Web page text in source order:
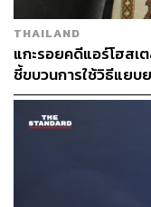
THAILAND
แกะรอยคดีแอร์โฮสเ
ชี้ขบวนการใช้วิธีแยบ
เร่งล่า ‘Rose’ เฟซบุ๊